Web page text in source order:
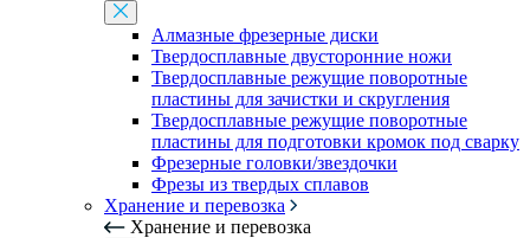
Алмазные фрезерные диски
Твердосплавные двусторонние ножи
Твердосплавные режущие поворотные
пластины для зачистки и скругления
Твердосплавные режущие поворотные
пластины для подготовки кромок под сварку
Фрезерные головки/звездочки
Фрезы из твердых сплавов
Хранение и перевозка
Хранение и перевозка